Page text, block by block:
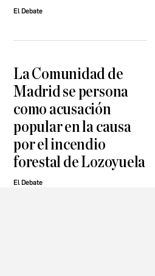
El Debate
La Comunidad de
Madrid se persona
como acusación
popular en la causa
por el incendio
forestal de Lozoyuela
El Debate